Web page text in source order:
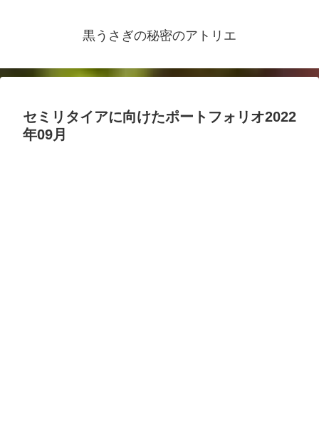
黒うさぎの秘密のアトリエ
セミリタイアに向けたポートフォリオ2022
年09月